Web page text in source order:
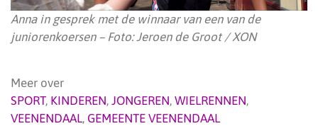
Anna in gesprek met de winnaar van een van de
juniorenkoersen – Foto: Jeroen de Groot / XON
Meer over
SPORT, KINDEREN, JONGEREN, WIELRENNEN,
VEENENDAAL, GEMEENTE VEENENDAAL